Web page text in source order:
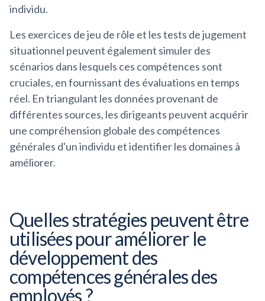
individu.
Les exercices de jeu de rôle et les tests de jugement
situationnel peuvent également simuler des
scénarios dans lesquels ces compétences sont
cruciales, en fournissant des évaluations en temps
réel. En triangulant les données provenant de
différentes sources, les dirigeants peuvent acquérir
une compréhension globale des compétences
générales d'un individu et identifier les domaines à
améliorer.
Quelles stratégies peuvent être
utilisées pour améliorer le
développement des
compétences générales des
employés ?